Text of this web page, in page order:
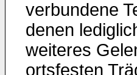
verbundene
denen
weiteres
ortsfesten